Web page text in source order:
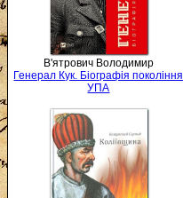
В'ятрович Володимир
Генерал Кук. Біографія покоління
УПА